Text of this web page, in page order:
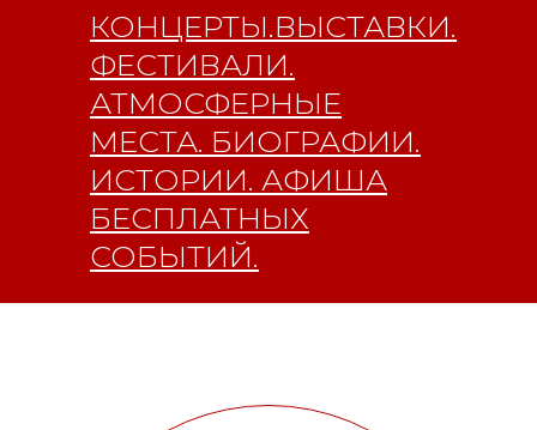
КОНЦЕРТЫ.ВЫСТАВКИ.
ФЕСТИВАЛИ.
АТМОСФЕРНЫЕ
МЕСТА. БИОГРАФИИ.
ИСТОРИИ. АФИША
БЕСПЛАТНЫХ
СОБЫТИЙ.